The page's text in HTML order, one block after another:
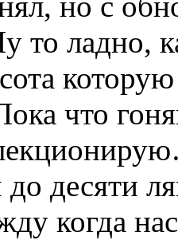
то ладно,
что
десяти
когда